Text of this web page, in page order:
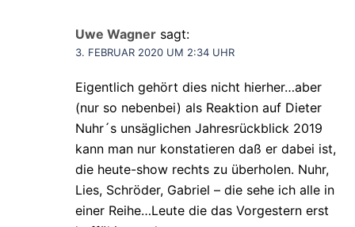
Uwe Wagner sagt:
3. FEBRUAR 2020 UM 2:34 UHR
Eigentlich gehört dies nicht hierher…aber
(nur so nebenbei) als Reaktion auf Dieter
Nuhr´s unsäglichen Jahresrückblick 2019
kann man nur konstatieren daß er dabei ist,
die heute-show rechts zu überholen. Nuhr,
Lies, Schröder, Gabriel – die sehe ich alle in
einer Reihe…Leute die das Vorgestern erst